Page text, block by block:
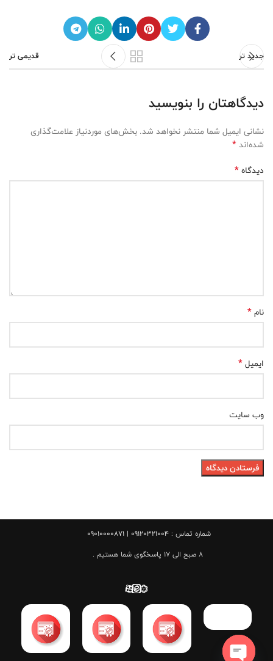
جدید تر قدیمی تر
دیدگاهتان را بنویسید
نشانی ایمیل شما منتشر نخواهد شد. بخش‌های موردنیاز علامت‌گذاری
شده‌اند*
دیدگاه*
نام*
ایمیل*
وب‌ سایت
شماره تماس : 09120321004 | 09010000871